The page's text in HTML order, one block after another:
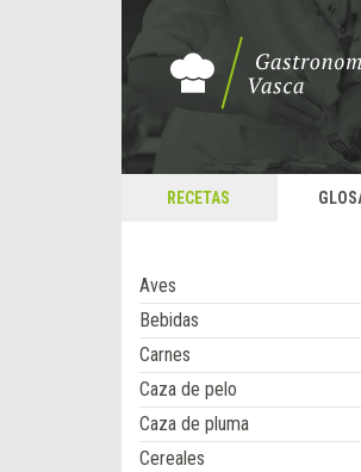
RECETAS
Aves
Bebidas
Carnes
Caza de pelo
Caza de pluma
Cereales